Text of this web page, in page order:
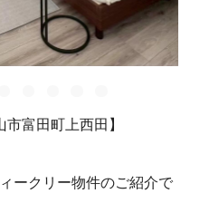
市富田町上西田】
ークリー物件のご紹介で